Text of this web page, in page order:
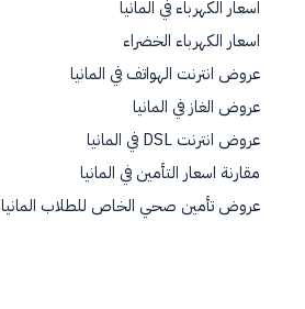
اسعار الكهرباء في المانيا
اسعار الكهرباء الخضراء
عروض انترنت الهواتف في المانيا
عروض الغاز في المانيا
عروض انترنت DSL في المانيا
مقارنة اسعار التأمين في المانيا
عروض تأمين صحي الخاص للطلاب المانيا